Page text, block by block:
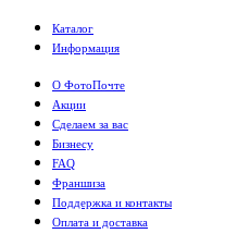
Каталог
Информация
О ФотоПочте
Акции
Сделаем за вас
Бизнесу
FAQ
Франшиза
Поддержка и контакты
Оплата и доставка